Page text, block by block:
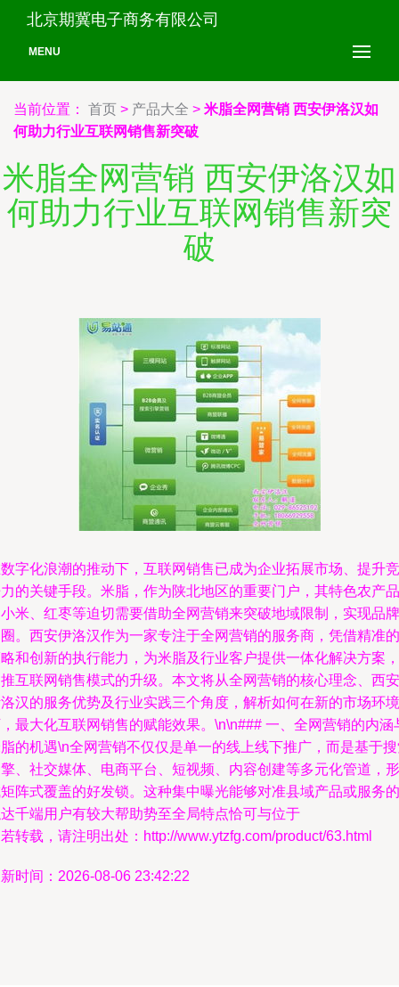
北京期冀电子商务有限公司
MENU
当前位置： 首页 > 产品大全 > 米脂全网营销 西安伊洛汉如
何助力行业互联网销售新突破
米脂全网营销 西安伊洛汉如
何助力行业互联网销售新突
破
字化浪潮的推动下，互联网销售已成为企业拓展市场、提升竞
的关键手段。米脂，作为陕北地区的重要门户，其特色农产品
米、红枣等迫切需要借助全网营销来突破地域限制，实现品牌
。西安伊洛汉作为一家专注于全网营销的服务商，凭借精准的
和创新的执行能力，为米脂及行业客户提供一体化解决方案，
互联网销售模式的升级。本文将从全网营销的核心理念、西安
汉的服务优势及行业实践三个角度，解析如何在新的市场环境
最大化互联网销售的赋能效果。\n\n### 一、全网营销的内涵
的机遇\n全网营销不仅仅是单一的线上线下推广，而是基于
、社交媒体、电商平台、短视频、内容创建等多元化管道，形
阵式覆盖的好发锁。这种集中曝光能够对准县域产品或服务的
千端用户有较大帮助势至全局特点恰可与位于
转载，请注明出处：http://www.ytzfg.com/product/63.html
时间：2026-08-06 23:42:22